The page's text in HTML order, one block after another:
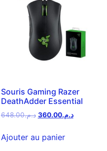
Souris Gaming Razer
DeathAdder Essential
د.م.648.00 د.م.360.00
Ajouter au panier